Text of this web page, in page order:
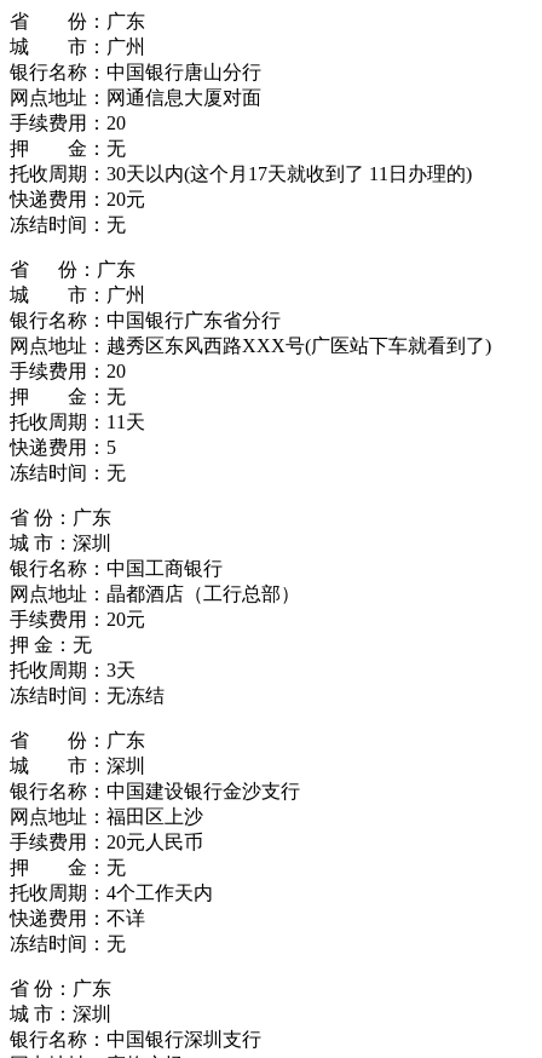
省 份：广东
城 市：广州
银行名称：中国银行唐山分行
网点地址：网通信息大厦对面
手续费用：20
押 金：无
托收周期：30天以内(这个月17天就收到了 11日办理的)
快递费用：20元
冻结时间：无
省 份：广东
城 市：广州
银行名称：中国银行广东省分行
网点地址：越秀区东风西路XXX号(广医站下车就看到了)
手续费用：20
押 金：无
托收周期：11天
快递费用：5
冻结时间：无
省 份：广东
城 市：深圳
银行名称：中国工商银行
网点地址：晶都酒店（工行总部）
手续费用：20元
押 金：无
托收周期：3天
冻结时间：无冻结
省 份：广东
城 市：深圳
银行名称：中国建设银行金沙支行
网点地址：福田区上沙
手续费用：20元人民币
押 金：无
托收周期：4个工作天内
快递费用：不详
冻结时间：无
省 份：广东
城 市：深圳
银行名称：中国银行深圳支行